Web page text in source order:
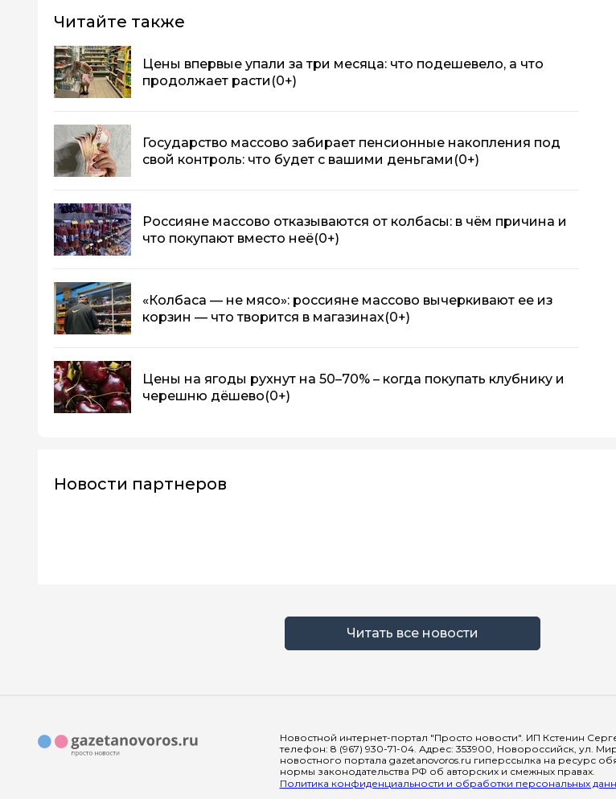
Читайте также
Цены впервые упали за три месяца: что подешевело, а что
продолжает расти (0+)
Государство массово забирает пенсионные накопления под
свой контроль: что будет с вашими деньгами (0+)
Россияне массово отказываются от колбасы: в чём причина и
что покупают вместо неё(0+)
«Колбаса — не мясо»: россияне массово вычеркивают ее из
корзин — что творится в магазинах(0+)
Цены на ягоды рухнут на 50–70% – когда покупать клубнику и
черешню дёшево(0+)
Новости партнеров
Читать все новости
Новостной интернет-портал "Просто новости". ИП Кстенин
телефон: 8 (967) 930-71-04. Адрес: 353900, Новороссийск, ул.
новостного портала gazetanovoros.ru гиперссылка на ресурс
нормы законодательства РФ об авторских и смежных правах.
Политика конфиденциальности и обработки персональных